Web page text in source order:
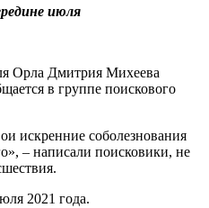
июля
Орла Дмитрия Михеева
в группе поискового
искренние соболезнования
– написали поисковики, не
2021 года.